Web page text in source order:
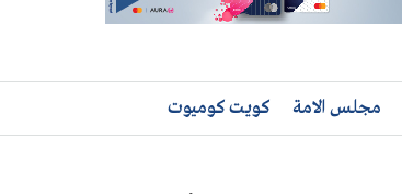
مجلس الامة كويت كوميوت